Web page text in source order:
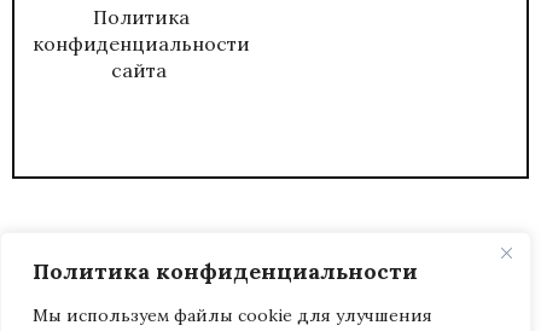
Политика конфиденциальности
Мы используем файлы cookie для улучшения
Политика
конфиденциальности
сайта